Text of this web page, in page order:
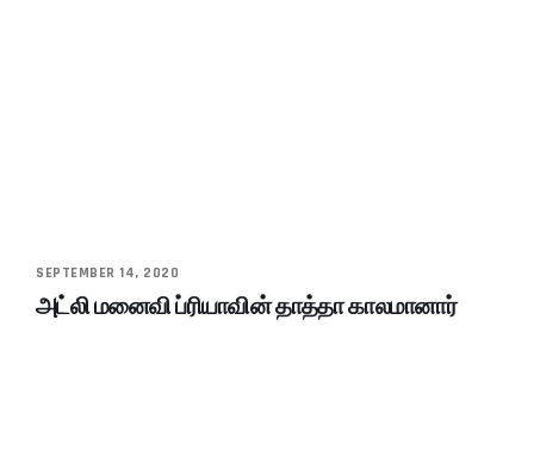
SEPTEMBER 14, 2020
அட்லி மனைவி ப்ரியாவின் தாத்தா காலமானார்